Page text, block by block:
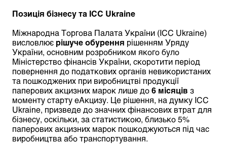
Позиція бізнесу та ICC Ukraine
Міжнародна Торгова Палата України (ICC Ukraine)
висловлює рішуче обурення рішенням Уряду
України, основним розробником якого було
Міністерство фінансів України, скоротити період
повернення до податкових органів невикористаних
та пошкоджених при виробництві продукції
паперових акцизних марок лише до 6 місяців з
моменту старту еАкцизу. Це рішення, на думку ICC
Ukraine, призведе до значних фінансових втрат для
бізнесу, оскільки, за статистикою, близько 5%
паперових акцизних марок пошкоджуються під час
виробництва або транспортування.